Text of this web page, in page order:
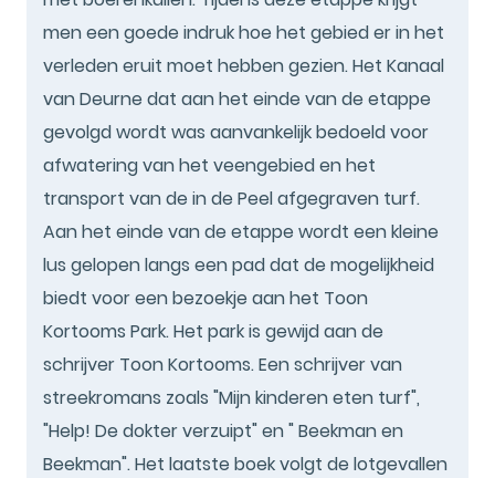
men een goede indruk hoe het gebied er in het
verleden eruit moet hebben gezien. Het Kanaal
van Deurne dat aan het einde van de etappe
gevolgd wordt was aanvankelijk bedoeld voor
afwatering van het veengebied en het
transport van de in de Peel afgegraven turf.
Aan het einde van de etappe wordt een kleine
lus gelopen langs een pad dat de mogelijkheid
biedt voor een bezoekje aan het Toon
Kortooms Park. Het park is gewijd aan de
schrijver Toon Kortooms. Een schrijver van
streekromans zoals "Mijn kinderen eten turf",
"Help! De dokter verzuipt" en " Beekman en
Beekman". Het laatste boek volgt de lotgevallen